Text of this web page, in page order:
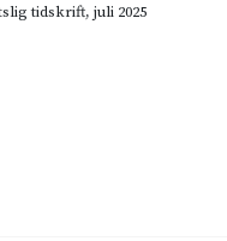
tidskrift, juli 2025